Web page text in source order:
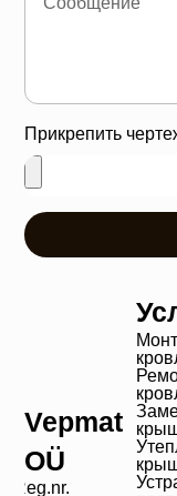
Прикрепить
Vepmat
OÜ
Reg.nr.